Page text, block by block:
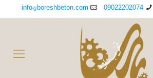
09022202074
info@boreshbeton.com